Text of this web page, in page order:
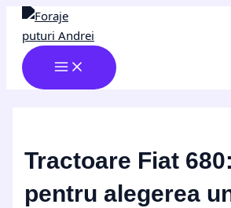
Skip
content
MENU
Tractoare Fiat
pentru alegerea
Post
navigation
Type
here..
Name*
Email*
Website